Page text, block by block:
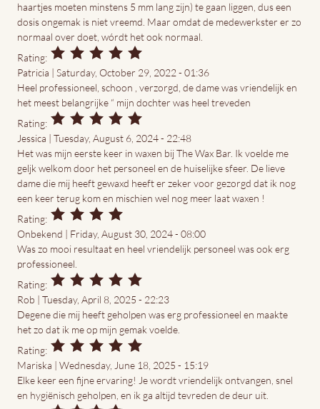
haartjes moeten minstens 5 mm lang zijn) te gaan liggen, dus een
dosis ongemak is niet vreemd. Maar omdat de medewerkster er zo
normaal over doet, wórdt het ook normaal.
Rating:
Patricia | Saturday, October 29, 2022 - 01:36
Heel professioneel, schoon , verzorgd, de dame was vriendelijk en
het meest belangrijke “ mijn dochter was heel treveden
Rating:
Jessica | Tuesday, August 6, 2024 - 22:48
Het was mijn eerste keer in waxen bij The Wax Bar. Ik voelde me
geljk welkom door het personeel en de huiselijke sfeer. De lieve
dame die mij heeft gewaxd heeft er zeker voor gezorgd dat ik nog
een keer terug kom en mischien wel nog meer laat waxen !
Rating:
Onbekend | Friday, August 30, 2024 - 08:00
Was zo mooi resultaat en heel vriendelijk personeel was ook erg
professioneel.
Rating:
Rob | Tuesday, April 8, 2025 - 22:23
Degene die mij heeft geholpen was erg professioneel en maakte
het zo dat ik me op mijn gemak voelde.
Rating:
Mariska | Wednesday, June 18, 2025 - 15:19
Elke keer een fijne ervaring! Je wordt vriendelijk ontvangen, snel
en hygiënisch geholpen, en ik ga altijd tevreden de deur uit.